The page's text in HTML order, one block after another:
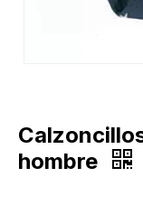
hombre